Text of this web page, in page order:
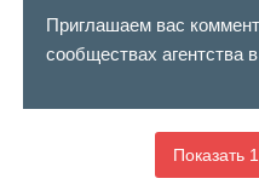
Приглашаем вас
сообществах агентства
Показать